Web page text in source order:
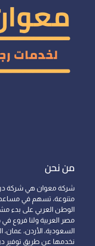
من نحن
شركة معوان هي شركة
متنوعة، تسهم في
الوطن العربي على بدء
مصر العربية ولنا فروع في
السعودية، الأردن، عمان،
نخدمها عن طريق توفير